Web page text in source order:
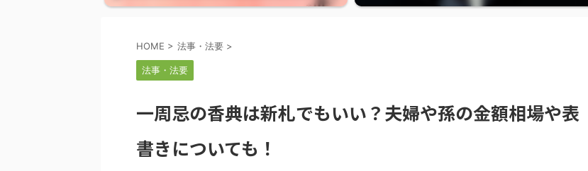
HOME > 法事・法要 >
法事・法要
一周忌の香典は新札でもいい？夫婦や孫の金額相場や表
書きについても！